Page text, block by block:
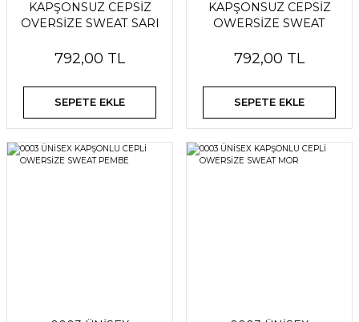
KAPŞONSUZ CEPSİZ
OVERSİZE SWEAT SARI
792,00 TL
SEPETE EKLE
KAPŞONSUZ CEPSİZ
OWERSİZE SWEAT
792,00 TL
SEPETE EKLE